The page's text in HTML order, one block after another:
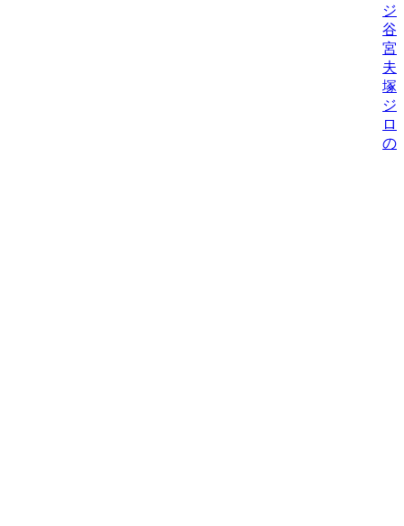
ジ
谷
宮
夫
塚
ジ
ロ
の